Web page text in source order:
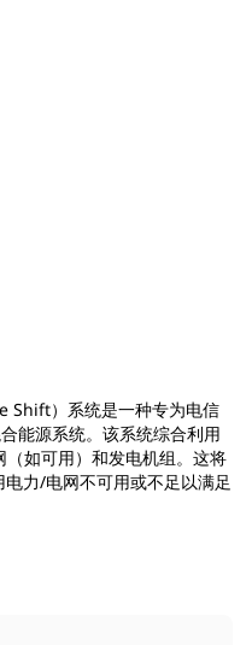
Shift）系统是一种专为电信
能源系统。该系统综合利用
如可用）和发电机组。这将
力/电网不可用或不足以满足